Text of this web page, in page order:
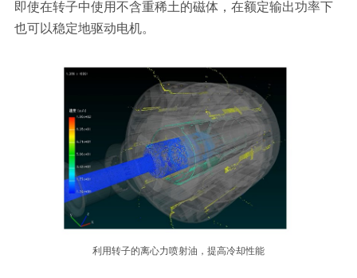
即使在转子中使用不含重稀土的磁体，在额定输出功率下
也可以稳定地驱动电机。
利用转子的离心力喷射油，提高冷却性能